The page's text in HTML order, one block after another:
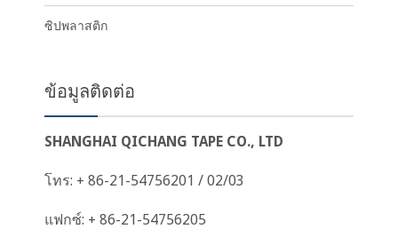
ซิปพลาสติก
ข้อมูลติดต่อ
SHANGHAI QICHANG TAPE CO., LTD
โทร: + 86-21-54756201 / 02/03
แฟกซ์: + 86-21-54756205